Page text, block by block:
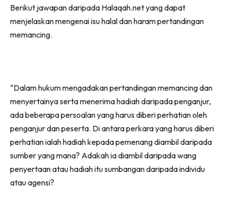
Berikut jawapan daripada Halaqah.net yang dapat
menjelaskan mengenai isu halal dan haram pertandingan
memancing.
“Dalam hukum mengadakan pertandingan memancing dan
menyertainya serta menerima hadiah daripada penganjur,
ada beberapa persoalan yang harus diberi perhatian oleh
penganjur dan peserta. Di antara perkara yang harus diberi
perhatian ialah hadiah kepada pemenang diambil daripada
sumber yang mana? Adakah ia diambil daripada wang
penyertaan atau hadiah itu sumbangan daripada individu
atau agensi?